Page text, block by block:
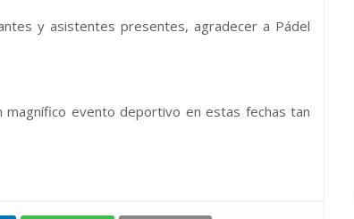
y asistentes presentes, agradecer a Pádel
evento deportivo en estas fechas tan